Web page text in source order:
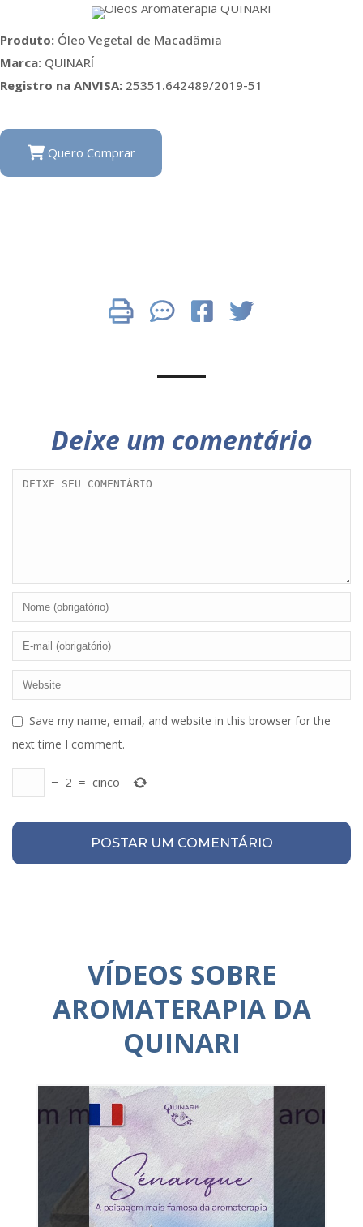
Produto: Óleo Vegetal de Macadâmia
Marca: QUINARÍ
Registro na ANVISA: 25351.642489/2019-51
Quero Comprar
Deixe um comentário
Save my name, email, and website in this browser for the
next time I comment.
− 2 = cinco
VÍDEOS SOBRE
AROMATERAPIA DA
QUINARI